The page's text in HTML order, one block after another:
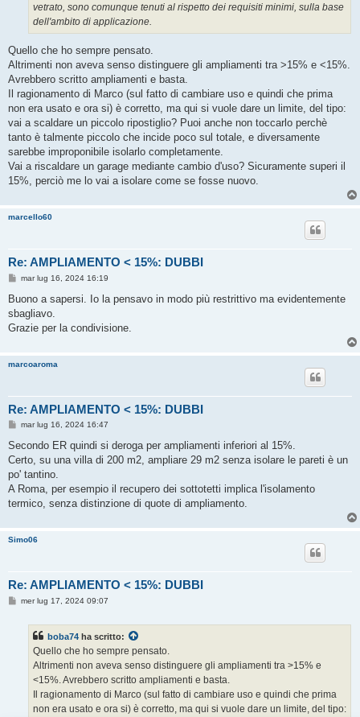
vetrato, sono comunque tenuti al rispetto dei requisiti minimi, sulla base
dell'ambito di applicazione.
Quello che ho sempre pensato.
Altrimenti non aveva senso distinguere gli ampliamenti tra >15% e <15%.
Avrebbero scritto ampliamenti e basta.
Il ragionamento di Marco (sul fatto di cambiare uso e quindi che prima
non era usato e ora si) è corretto, ma qui si vuole dare un limite, del tipo:
vai a scaldare un piccolo ripostiglio? Puoi anche non toccarlo perchè
tanto è talmente piccolo che incide poco sul totale, e diversamente
sarebbe improponibile isolarlo completamente.
Vai a riscaldare un garage mediante cambio d'uso? Sicuramente superi il
15%, perciò me lo vai a isolare come se fosse nuovo.
marcello60
Re: AMPLIAMENTO < 15%: DUBBI
M
s
a
g
o
mar lug 16, 2024 16:19
Buono a sapersi. Io la pensavo in modo più restrittivo ma evidentemente
sbagliavo.
Grazie per la condivisione.
marcoaroma
Re: AMPLIAMENTO < 15%: DUBBI
M
s
a
g
i
o
mar lug 16, 2024 16:47
Secondo ER quindi si deroga per ampliamenti inferiori al 15%.
Certo, su una villa di 200 m2, ampliare 29 m2 senza isolare le pareti è un
po' tantino.
A Roma, per esempio il recupero dei sottotetti implica l'isolamento
termico, senza distinzione di quote di ampliamento.
Simo06
Re: AMPLIAMENTO < 15%: DUBBI
Mmer lug 17, 2024 09:07
boba74 ha scritto:
Quello che ho sempre pensato.
Altrimenti non aveva senso distinguere gli ampliamenti tra >15% e
<15%. Avrebbero scritto ampliamenti e basta.
Il ragionamento di Marco (sul fatto di cambiare uso e quindi che prima
non era usato e ora si) è corretto, ma qui si vuole dare un limite, del tipo: